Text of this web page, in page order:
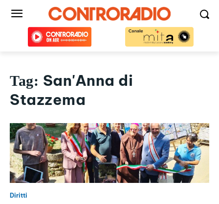
Tag: San'Anna di
Stazzema
Diritti